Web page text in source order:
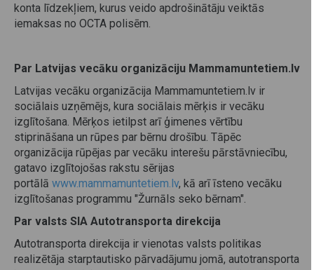
konta līdzekļiem, kurus veido apdrošinātāju veiktās
iemaksas no OCTA polisēm.
Par Latvijas vecāku organizāciju Mammamuntetiem.lv
Latvijas vecāku organizācija Mammamuntetiem.lv ir
sociālais uzņēmējs, kura sociālais mērķis ir vecāku
izglītošana. Mērķos ietilpst arī ģimenes vērtību
stiprināšana un rūpes par bērnu drošību. Tāpēc
organizācija rūpējas par vecāku interešu pārstāvniecību,
gatavo izglītojošas rakstu sērijas
portālā www.mammamuntetiem.lv, kā arī īsteno vecāku
izglītošanas programmu "Žurnāls seko bērnam".
Par valsts SIA Autotransporta direkcija
Autotransporta direkcija ir vienotas valsts politikas
realizētāja starptautisko pārvadājumu jomā, autotransporta